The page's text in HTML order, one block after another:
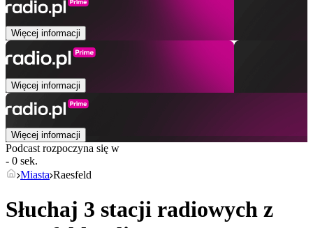
Więcej informacji
Więcej informacji
Więcej informacji
Podcast rozpoczyna się w
- 0 sek.
Miasta Raesfeld
Słuchaj 3 stacji radiowych z